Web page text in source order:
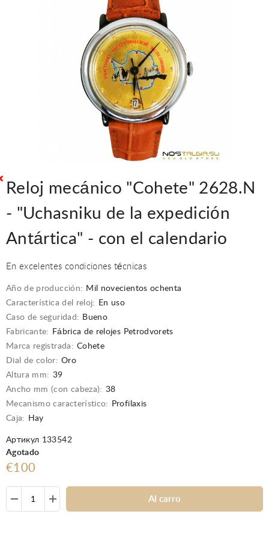
Reloj mecánico "Cohete" 2628.N
- "Uchasniku de la expedición
Antártica" - con el calendario
En excelentes condiciones técnicas
Año de producción: Mil novecientos ochenta
Característica del reloj:
En uso
Caso de seguridad: Bueno
Fabricante:
Fábrica de relojes Petrodvorets
Marca registrada: Cohete
Dial de color: Oro
Altura mm: 39
Ancho mm (con cabeza): 38
Mecanismo característico:
Profilaxis
Caja:
Hay
Артикул 133542
Agotado
€100
Al carro